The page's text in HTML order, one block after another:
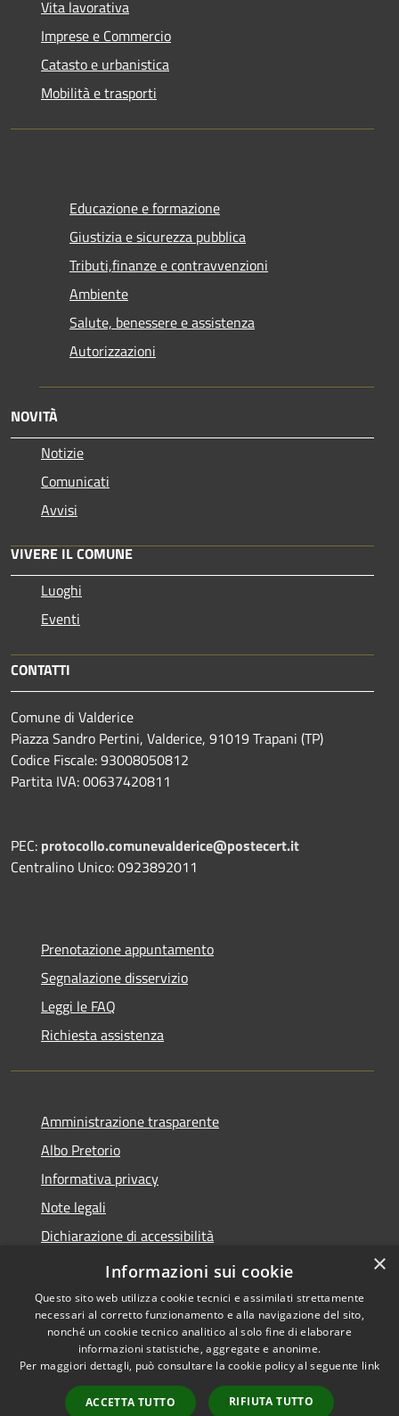
Vita lavorativa
Imprese e Commercio
Catasto e urbanistica
Mobilità e trasporti
Educazione e formazione
Giustizia e sicurezza pubblica
Tributi,finanze e contravvenzioni
Ambiente
Salute, benessere e assistenza
Autorizzazioni
NOVITÀ
Notizie
Comunicati
Avvisi
VIVERE IL COMUNE
Luoghi
Eventi
CONTATTI
Comune di Valderice
Piazza Sandro Pertini, Valderice, 91019 Trapani (TP)
Codice Fiscale: 93008050812
Partita IVA: 00637420811
PEC: protocollo.comunevalderice@postecert.it
Centralino Unico: 0923892011
Prenotazione appuntamento
Segnalazione disservizio
Leggi le FAQ
Richiesta assistenza
Amministrazione trasparente
Albo Pretorio
Informativa privacy
Note legali
Dichiarazione di accessibilità
Informativa Privacy Videosorveglianza
Accessibilità
Copyright © 2026 • Comune di
Valderice • Powered by
Municipium•
Accesso
×
Informazioni sui cookie
Questo sito web utilizza cookie tecnici e assimilati strettamente
necessari al corretto funzionamento e alla navigazione del sito,
nonché un cookie tecnico analitico al solo fine di elaborare
informazioni statistiche, aggregate e anonime.
Per maggiori dettagli, può consultare la cookie policy al seguente link
ACCETTA TUTTO RIFIUTA TUTTO